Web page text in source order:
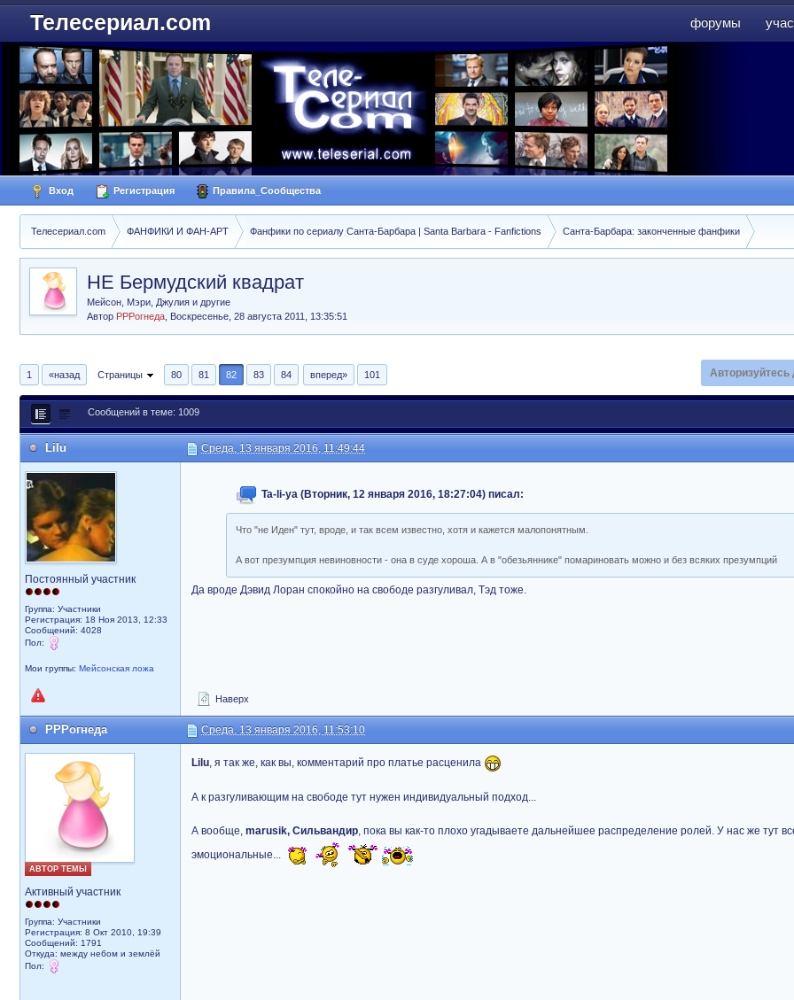
форумы
Телесериал.com
Вход Регистрация Правила_Сообщества
Телесериал.com ФАНФИКИ И ФАН-АРТ Фанфики по сериалу Санта-Барбара | Santa Barbara - Fanfictions Санта-Барбара: законченные фанфики
НЕ Бермудский квадрат
Мейсон, Мэри, Джулия и другие
Автор РРРогнеда Воскресенье, 28 августа 2011, 13:35:51
1 «назад Страницы 80 81 82 83 84 вперед» 101 Авторизуйтесь
Сообщений в теме: 1009
Lilu Среда, 13 января 2016, 11:49:44
Постоянный участник
Группа: Участники
Регистрация: 18 Ноя 2013, 12:33
Сообщений: 4028
Пол:
Мои группы: Мейсонская ложа
Ta-li-ya (Вторник, 12 января 2016, 18:27:04) писал:
Что "не Иден" тут, вроде, и так всем известно, хотя и кажется малопонятным.
А вот презумпция невиновности - она в суде хороша. А в "обезьяннике" помариновать можно и без всяких презумпций
Да вроде Дэвид Лоран спокойно на свободе разгуливал, Тэд тоже.
Наверх
РРРогнеда Среда, 13 января 2016, 11:53:10
АВТОР ТЕМЫ
Активный участник
Группа: Участники
Регистрация: 8 Окт 2010, 19:39
Сообщений: 1791
Откуда: между небом и землёй
Пол:
Lilu, я так же, как вы, комментарий про платье расценила
А к разгуливающим на свободе тут нужен индивидуальный подход...
А вообще, marusik, Сильвандир, пока вы как-то плохо угадываете дальнейшее распределение ролей. У нас же тут
эмоциональные...